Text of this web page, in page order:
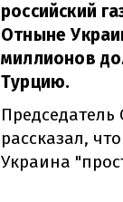
российский
Отныне
миллионов
Турцию.
рассказал,
Украина